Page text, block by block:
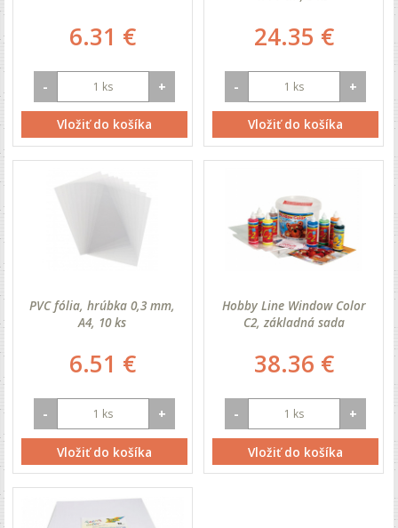
6.31 €
- +
Vložiť do košíka
24.35 €
- +
Vložiť do košíka
PVC fólia, hrúbka 0,3 mm,
A4, 10 ks
6.51 €
- +
Vložiť do košíka
Hobby Line Window Color
C2, základná sada
38.36 €
- +
Vložiť do košíka